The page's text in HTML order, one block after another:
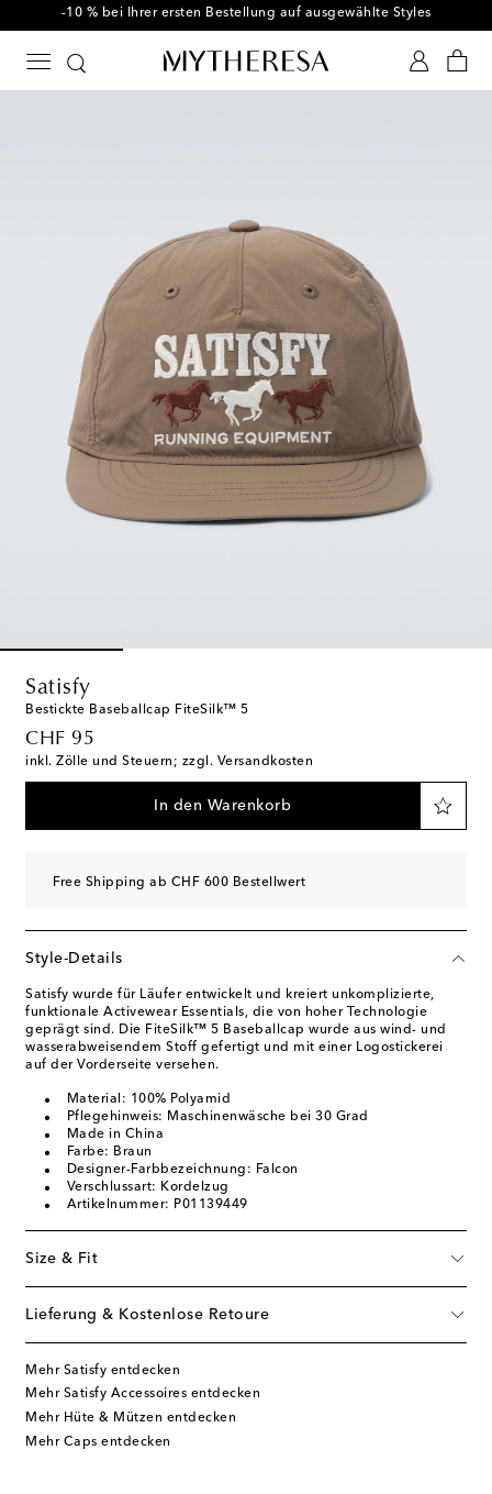
-10 % bei Ihrer ersten Bestellung auf ausgewählte Styles
Satisfy
Bestickte Baseballcap FiteSilk™ 5
CHF 95
original price
inkl. Zölle und Steuern; zzgl. Versandkosten
In den Warenkorb
Free Shipping ab CHF 600 Bestellwert
Style-Details
Satisfy wurde für Läufer entwickelt und kreiert unkomplizierte,
funktionale Activewear Essentials, die von hoher Technologie
geprägt sind. Die FiteSilk™ 5 Baseballcap wurde aus wind- und
wasserabweisendem Stoff gefertigt und mit einer Logostickerei
auf der Vorderseite versehen.
Material: 100% Polyamid
Pflegehinweis: Maschinenwäsche bei 30 Grad
Made in China
Farbe: Braun
Designer-Farbbezeichnung: Falcon
Verschlussart: Kordelzug
Artikelnummer: P01139449
Size & Fit
Lieferung & Kostenlose Retoure
Mehr Satisfy entdecken
Mehr Satisfy Accessoires entdecken
Mehr Hüte & Mützen entdecken
Mehr Caps entdecken